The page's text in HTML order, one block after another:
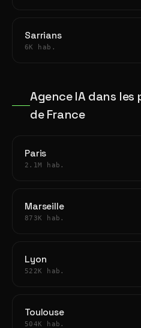
Sarrians
6K hab.
Agence IA dans les
de France
Paris
2.1M hab.
Marseille
873K hab.
Lyon
522K hab.
Toulouse
504K hab.